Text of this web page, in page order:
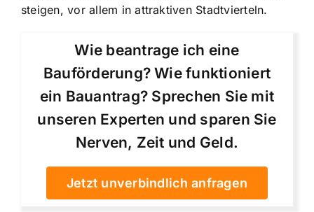
steigen, vor allem in attraktiven Stadtvierteln.
Wie beantrage ich eine
Bauförderung? Wie funktioniert
ein Bauantrag? Sprechen Sie mit
unseren Experten und sparen Sie
Nerven, Zeit und Geld.
Jetzt unverbindlich anfragen